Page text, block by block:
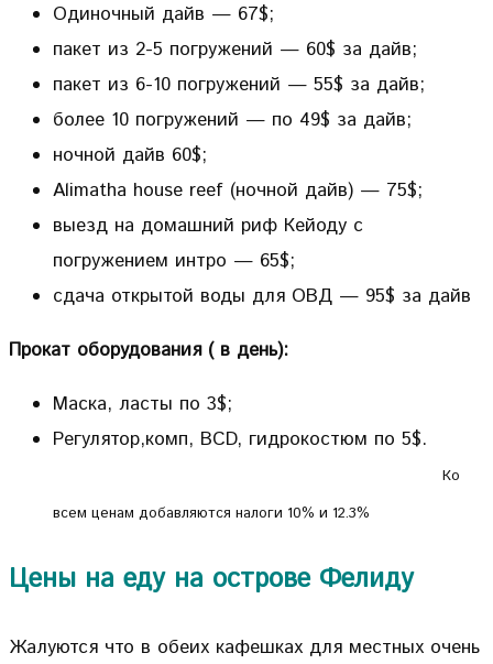
Одиночный дайв — 67$;
пакет из 2-5 погружений — 60$ за дайв;
пакет из 6-10 погружений — 55$ за дайв;
более 10 погружений — по 49$ за дайв;
ночной дайв 60$;
Alimatha house reef (ночной дайв) — 75$;
выезд на домашний риф Кейоду с
погружением интро — 65$;
сдача открытой воды для ОВД — 95$ за дайв
Прокат оборудования ( в день):
Маска, ласты по 3$;
Регулятор,комп, BCD, гидрокостюм по 5$.
Ко
всем ценам добавляются налоги 10% и 12.3%
Цены на еду на острове Фелиду
Жалуются что в обеих кафешках для местных очень